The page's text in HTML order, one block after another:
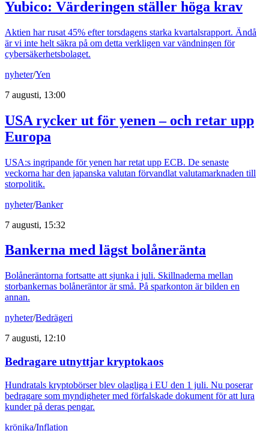
Yubico: Värderingen ställer höga krav
Aktien har rusat 45% efter torsdagens starka kvartalsrapport. Ändå
är vi inte helt säkra på om detta verkligen var vändningen för
cybersäkerhetsbolaget.
nyheter/Yen
7 augusti, 13:00
USA rycker ut för yenen – och retar upp
Europa
USA:s ingripande för yenen har retat upp ECB. De senaste
veckorna har den japanska valutan förvandlat valutamarknaden till
storpolitik.
nyheter/Banker
7 augusti, 15:32
Bankerna med lägst bolåneränta
Bolåneräntorna fortsatte att sjunka i juli. Skillnaderna mellan
storbankernas bolåneräntor är små. På sparkonton är bilden en
annan.
nyheter/Bedrägeri
7 augusti, 12:10
Bedragare utnyttjar kryptokaos
Hundratals kryptobörser blev olagliga i EU den 1 juli. Nu poserar
bedragare som myndigheter med förfalskade dokument för att lura
kunder på deras pengar.
krönika/Inflation